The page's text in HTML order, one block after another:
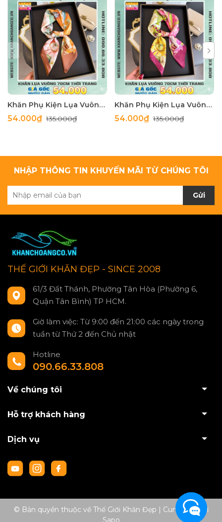
Khăn Phụ Kiện Lụa Vuông 70cm - Thế Giới Khăn Đẹp C1062_4
54.000₫135.000₫
Khăn Phụ Kiện Lụa Vuông 70cm - Thế Giới Khăn Đẹp C1062_3
54.000₫135.000₫
NHẬP THÔNG TIN KHUYẾN MÃI TỪ CHÚNG TÔI
Gửi
THẾ GIỚI KHĂN ĐẸP - SINCE 2008
61/3 Đất Thánh, Phường Tân Hòa (Phường 6,
Quận Tân Bình) TP HCM.
Giờ làm việc: Từ 9:00 đến 21:00 các ngày trong
tuần từ Thứ 2 đến Chủ nhật
Hotline
090.66.33.808
Về chúng tôi
Hỗ trợ khách hàng
Dịch vụ
© Bản quyền thuộc về Thế Giới Khăn Đẹp | Cung cấp bởi
Sapo